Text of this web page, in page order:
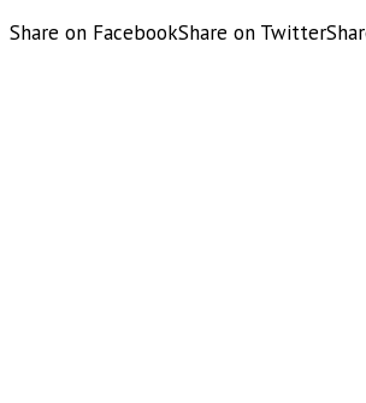
Share on FacebookShare on Twitter